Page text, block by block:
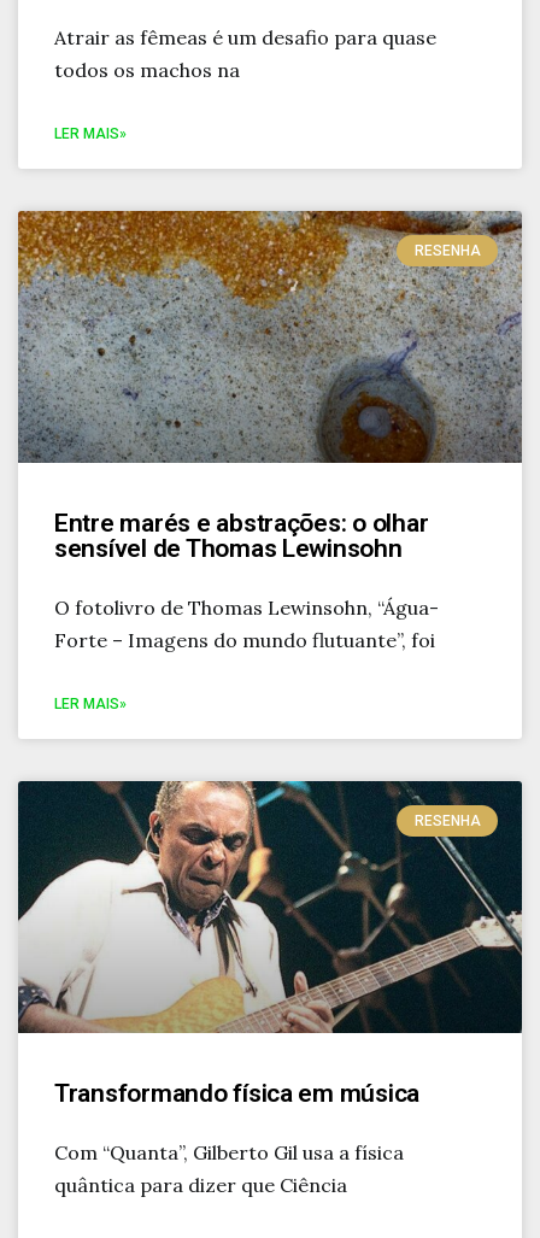
Atrair as fêmeas é um desafio para quase
todos os machos na
LER MAIS»
RESENHA
Entre marés e abstrações: o olhar
sensível de Thomas Lewinsohn
O fotolivro de Thomas Lewinsohn, “Água-
Forte – Imagens do mundo flutuante”, foi
LER MAIS»
RESENHA
Transformando física em música
Com “Quanta”, Gilberto Gil usa a física
quântica para dizer que Ciência